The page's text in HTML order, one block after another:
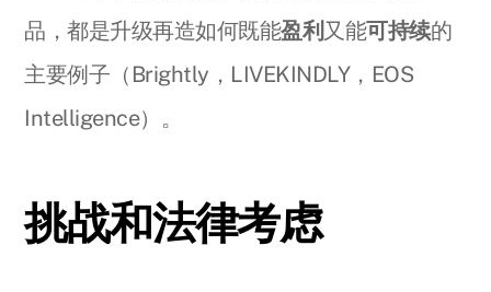
品，都是升级再造如何既能盈利 又能可持续的
主要例子（Brightly，LIVEKINDLY，EOS
Intelligence）。
挑战和法律考虑